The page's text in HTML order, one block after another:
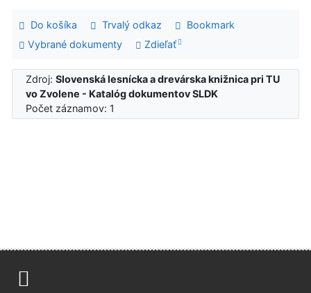
Do košíka Trvalý odkaz
Bookmark
Vybrané dokumenty
Zdieľať
Zdroj:Slovenská lesnícka a drevárska knižnica pri TU
vo Zvolene - Katalóg dokumentov SLDK
Počet záznamov: 1